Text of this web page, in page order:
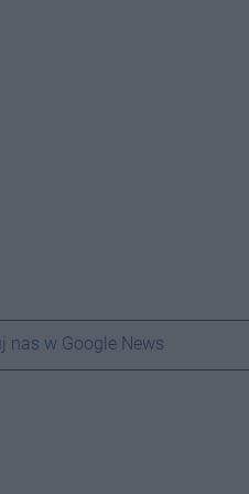
nas w Google News